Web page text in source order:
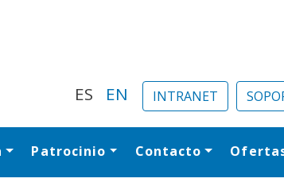
ES EN INTRANET
principal
Patrocinio Contacto